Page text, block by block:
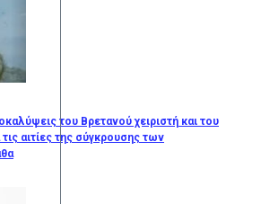
του Βρετανού χειριστή και του
αιτίες της σύγκρουσης των